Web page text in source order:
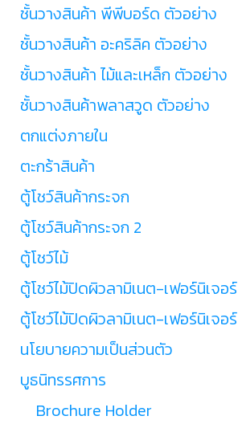
ชั้นวางสินค้า พีพีบอร์ด ตัวอย่าง
ชั้นวางสินค้า อะคริลิค ตัวอย่าง
ชั้นวางสินค้า ไม้และเหล็ก ตัวอย่าง
ชั้นวางสินค้าพลาสวูด ตัวอย่าง
ตกแต่งภายใน
ตะกร้าสินค้า
ตู้โชว์สินค้ากระจก
ตู้โชว์สินค้ากระจก 2
ตู้โชว์ไม้
ตู้โชว์ไม้ปิดผิวลามิเนต-เฟอร์นิเจอร์
ตู้โชว์ไม้ปิดผิวลามิเนต-เฟอร์นิเจอร์
นโยบายความเป็นส่วนตัว
บูธนิทรรศการ
Brochure Holder